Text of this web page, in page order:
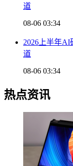
道
08-06 03:34
2026上半年
道
08-06 03:34
热点资讯